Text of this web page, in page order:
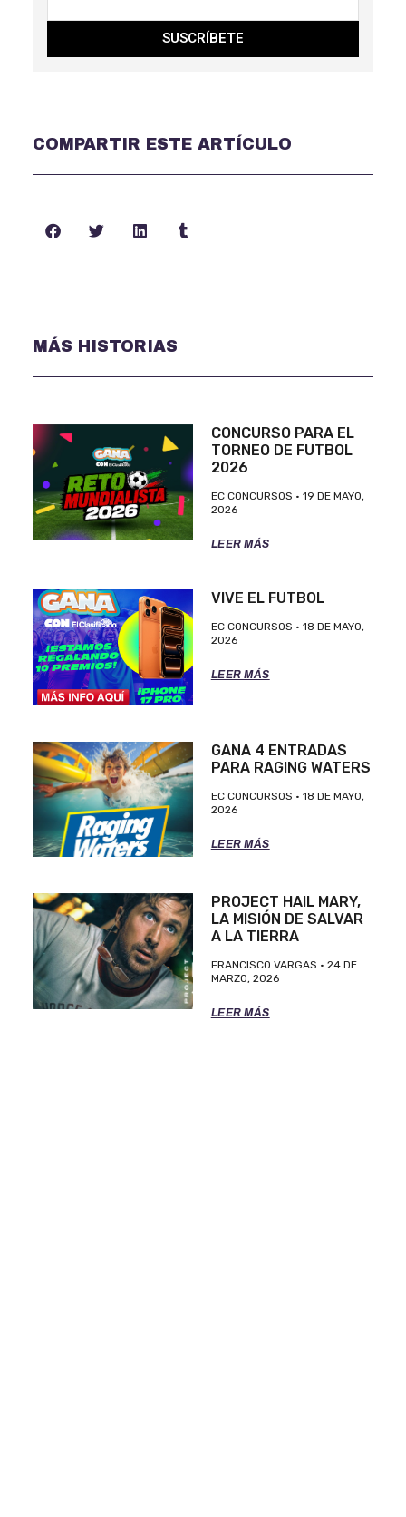
SUSCRÍBETE
COMPARTIR ESTE ARTÍCULO
MÁS HISTORIAS
CONCURSO PARA EL
TORNEO DE FUTBOL
2026
EC CONCURSOS
19 DE MAYO,
2026
LEER MÁS
VIVE EL FUTBOL
EC CONCURSOS
18 DE MAYO,
2026
LEER MÁS
GANA 4 ENTRADAS
PARA RAGING WATERS
EC CONCURSOS
18 DE MAYO,
2026
LEER MÁS
PROJECT HAIL MARY,
LA MISIÓN DE SALVAR
A LA TIERRA
FRANCISCO VARGAS
24 DE
MARZO, 2026
LEER MÁS